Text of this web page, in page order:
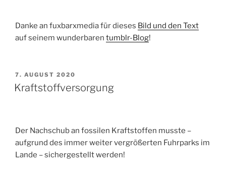
Danke an fuxbarxmedia für dieses Bild und den Text
auf seinem wunderbaren tumblr-Blog!
VERÖFFENTLICHT
AM
7. AUGUST 2020
Kraftstoffversorgung
Der Nachschub an fossilen Kraftstoffen musste –
aufgrund des immer weiter vergrößerten Fuhrparks im
Lande – sichergestellt werden!